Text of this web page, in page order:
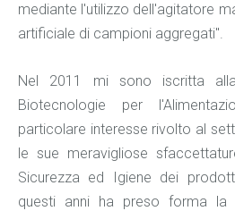
mediante l'utilizzo dell'agitatore
artificiale di campioni aggregati".
Nel 2011 mi sono iscritta
Biotecnologie per
particolare interesse rivolto al
le sue meravigliose
Sicurezza ed Igiene dei
questi anni ha preso forma la